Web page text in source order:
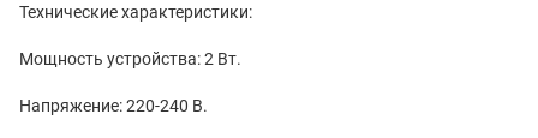
Технические характеристики:
Мощность устройства: 2 Вт.
Напряжение: 220-240 В.